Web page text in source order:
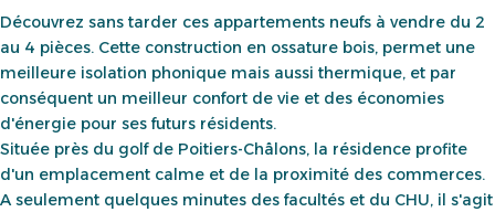
Découvrez sans tarder ces appartements neufs à vendre du 2
au 4 pièces. Cette construction en ossature bois, permet une
meilleure isolation phonique mais aussi thermique, et par
conséquent un meilleur confort de vie et des économies
d'énergie pour ses futurs résidents.
Située près du golf de Poitiers-Châlons, la résidence profite
d'un emplacement calme et de la proximité des commerces.
A seulement quelques minutes des facultés et du CHU, il s'agit